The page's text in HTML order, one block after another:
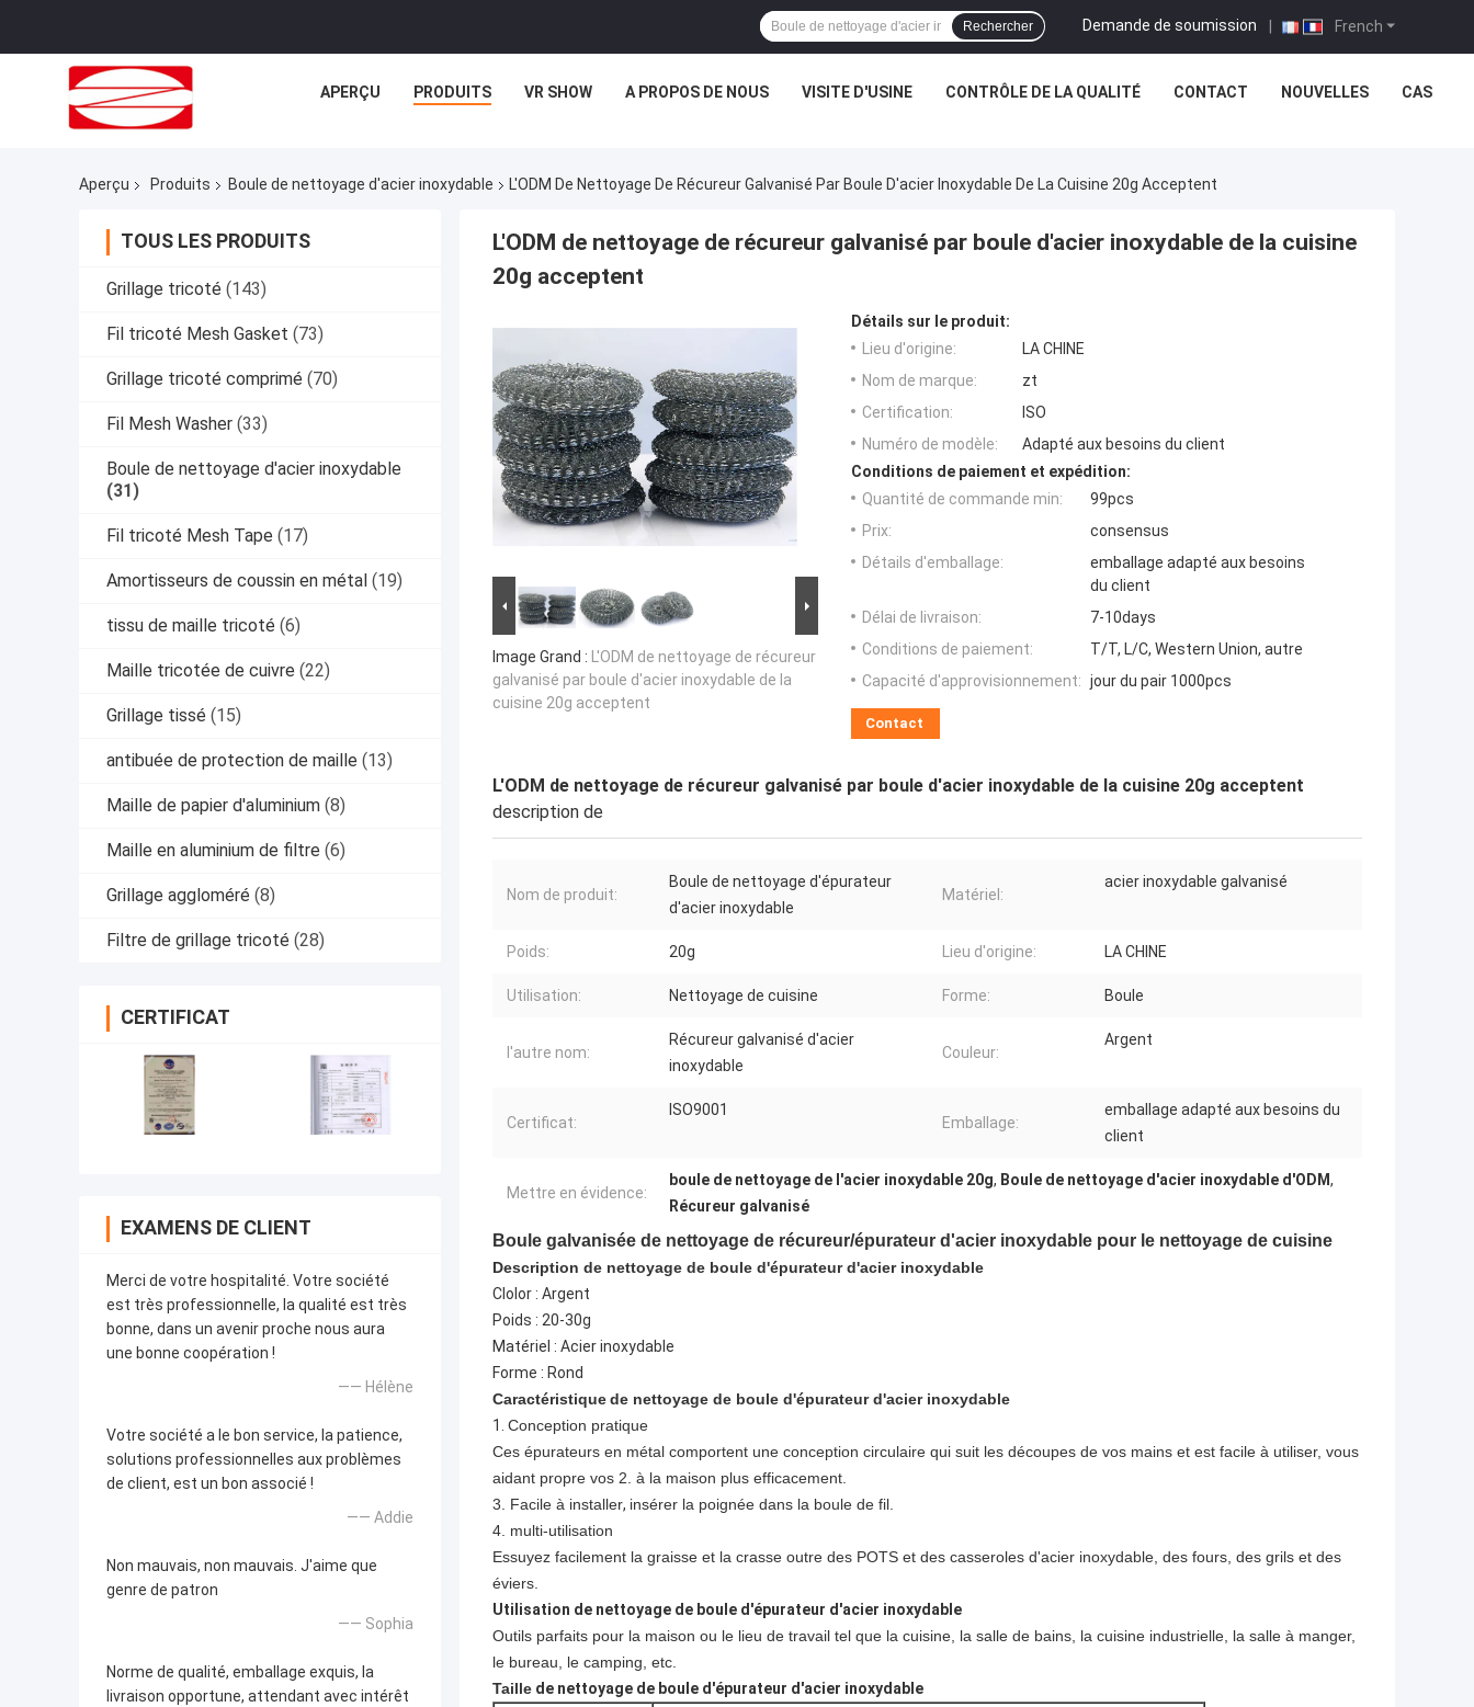
French
Demande de soumission |
Rechercher
APERÇU PRODUITS VR SHOW A PROPOS DE NOUS VISITE D'USINE CONTRÔLE DE LA QUALITÉ CONTACT NOUVELLES CAS
Aperçu Produits Boule de nettoyage d'acier inoxydable L'ODM De Nettoyage De Récureur Galvanisé Par Boule D'acier Inoxydable De La Cuisine 20g Acceptent
TOUS LES PRODUITS
Grillage tricoté (143)
Fil tricoté Mesh Gasket (73)
Grillage tricoté comprimé (70)
Fil Mesh Washer (33)
Boule de nettoyage d'acier inoxydable
(31)
Fil tricoté Mesh Tape (17)
Amortisseurs de coussin en métal (19)
tissu de maille tricoté (6)
Maille tricotée de cuivre (22)
Grillage tissé (15)
antibuée de protection de maille (13)
Maille de papier d'aluminium (8)
Maille en aluminium de filtre (6)
Grillage aggloméré (8)
Filtre de grillage tricoté (28)
CERTIFICAT
EXAMENS DE CLIENT
Merci de votre hospitalité. Votre société
est très professionnelle, la qualité est très
bonne, dans un avenir proche nous aura
une bonne coopération !
—— Hélène
Votre société a le bon service, la patience,
solutions professionnelles aux problèmes
de client, est un bon associé !
—— Addie
Non mauvais, non mauvais. J'aime que
genre de patron
—— Sophia
Norme de qualité, emballage exquis, la
livraison opportune, attendant avec intérêt
L'ODM de nettoyage de récureur galvanisé par boule d'acier inoxydable de la cuisine
20g acceptent
Image Grand : L'ODM de nettoyage de récureur
galvanisé par boule d'acier inoxydable de la
cuisine 20g acceptent
Détails sur le produit:
Lieu d'origine:
LA CHINE
Nom de marque:
zt
Certification:
ISO
Numéro de modèle:
Adapté aux besoins du client
Conditions de paiement et expédition:
Quantité de commande min:
99pcs
Prix:
consensus
Détails d'emballage:
emballage adapté aux besoins
du client
Délai de livraison:
7-10days
Conditions de paiement:
T/T, L/C, Western Union, autre
Capacité d'approvisionnement: jour du pair 1000pcs
Contact
L'ODM de nettoyage de récureur galvanisé par boule d'acier inoxydable de la cuisine 20g acceptent
description de
Nom de produit:
Boule de nettoyage d'épurateur
d'acier inoxydable
Matériel:
acier inoxydable galvanisé
Poids: 20g Lieu d'origine: LA CHINE
Utilisation: Nettoyage de cuisine Forme: Boule
l'autre nom:
Récureur galvanisé d'acier
inoxydable
Couleur:
Argent
Certificat:
ISO9001
Emballage:
emballage adapté aux besoins du
client
Mettre en évidence:
boule de nettoyage de l'acier inoxydable 20g, Boule de nettoyage d'acier inoxydable d'ODM,
Récureur galvanisé
Boule galvanisée de nettoyage de récureur/épurateur d'acier inoxydable pour le nettoyage de cuisine
Description de nettoyage de boule d'épurateur d'acier inoxydable
Clolor : Argent
Poids : 20-30g
Matériel : Acier inoxydable
Forme : Rond
Caractéristiquede nettoyage de boule d'épurateur d'acier inoxydable
1. Conception pratique
Ces épurateurs en métal comportent une conception circulaire qui suit les découpes de vos mains et est facile à utiliser, vous
aidant propre vos 2. à la maison plus efficacement.
3. Facile à installer, insérer la poignée dans la boule de fil.
4. multi-utilisation
Essuyez facilement la graisse et la crasse outre des POTS et des casseroles d'acier inoxydable, des fours, des grils et des
éviers.
Utilisation de nettoyage de boule d'épurateur d'acier inoxydable
Outils parfaits pour la maison ou le lieu de travail tel que la cuisine, la salle de bains, la cuisine industrielle, la salle à manger,
le bureau, le camping, etc.
Taille de nettoyage de boule d'épurateur d'acier inoxydable